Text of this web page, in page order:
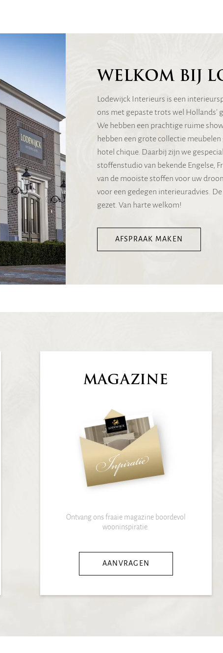
WELKOM BIJ
Lodewijck Interieurs is een
ons met gepaste trots wel Hollands'
We hebben een prachtige ruime
hebben een grote collectie
hotel chique. Daarbij zijn we
stoffenstudio van bekende Engelse,
van de mooiste stoffen voor uw
voor een gedegen interieuradvies.
gezet. Van harte welkom!
AFSPRAAK MAKEN
MAGAZINE
Ontvang ons fraaie magazine boordevol
wooninspiratie.
AANVRAGEN